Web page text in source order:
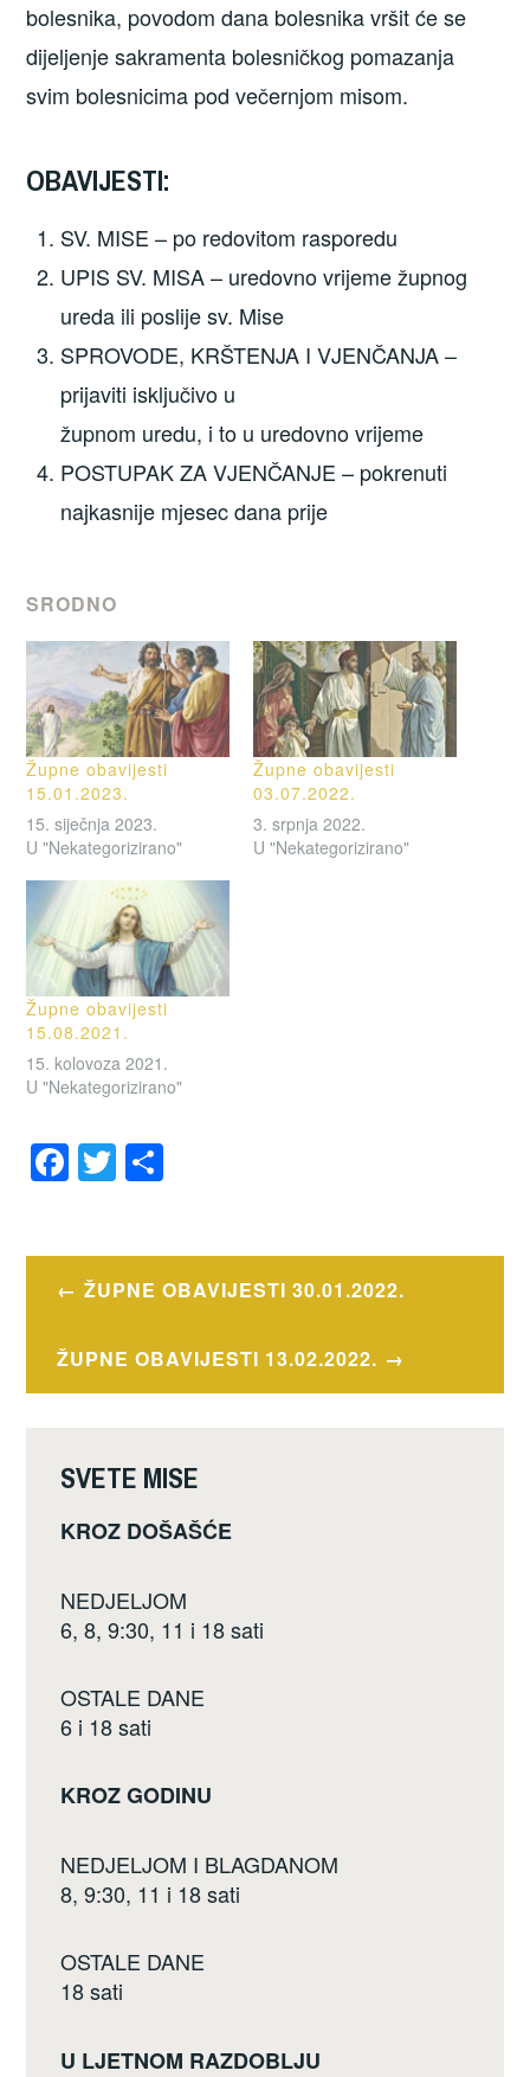
bolesnika, povodom dana bolesnika vršit će se
dijeljenje sakramenta bolesničkog pomazanja
svim bolesnicima pod večernjom misom.
OBAVIJESTI:
SV. MISE – po redovitom rasporedu
UPIS SV. MISA – uredovno vrijeme župnog
ureda ili poslije sv. Mise
SPROVODE, KRŠTENJA I VJENČANJA –
prijaviti isključivo u
župnom uredu, i to u uredovno vrijeme
POSTUPAK ZA VJENČANJE – pokrenuti
najkasnije mjesec dana prije
SRODNO
Župne obavijesti
15.01.2023.
15. siječnja 2023.
U "Nekategorizirano"
Župne obavijesti
03.07.2022.
3. srpnja 2022.
U "Nekategorizirano"
Župne obavijesti
15.08.2021.
15. kolovoza 2021.
U "Nekategorizirano"
F
a
e
b
o
o
T
wi
er e
Navigacija
ŽUPNE OBAVIJESTI 30.01.2022.
ŽUPNE OBAVIJESTI 13.02.2022.
SVETE MISE
KROZ DOŠAŠĆE
NEDJELJOM
6, 8, 9:30, 11 i 18 sati
OSTALE DANE
6 i 18 sati
KROZ GODINU
NEDJELJOM I BLAGDANOM
8, 9:30, 11 i 18 sati
OSTALE DANE
18 sati
U LJETNOM RAZDOBLJU